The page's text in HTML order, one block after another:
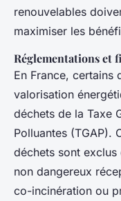
renouvelables
maximiser les
Réglementations et
En France, certains
valorisation
déchets de la Taxe
Polluantes (TGAP).
déchets sont
non dangereux
co-incinération ou